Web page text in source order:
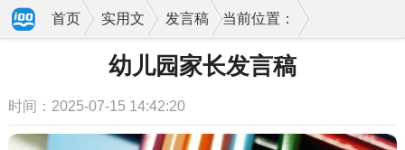
当前位置：
首页 实用文 发言稿
幼儿园家长发言稿
时间：2025-07-15 14:42:20